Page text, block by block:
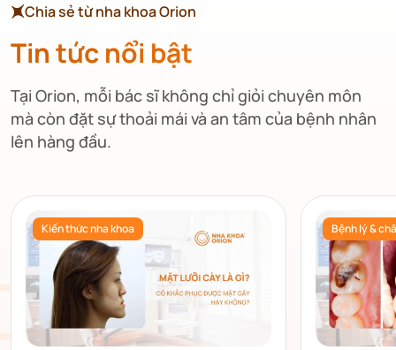
Chia sẻ từ nha khoa Orion
Tin tức nổi bật
Tại Orion, mỗi bác sĩ không chỉ giỏi chuyên môn
mà còn đặt sự thoải mái và an tâm của bệnh nhân
lên hàng đầu.
Kiến thức nha khoa Bệnh lý &